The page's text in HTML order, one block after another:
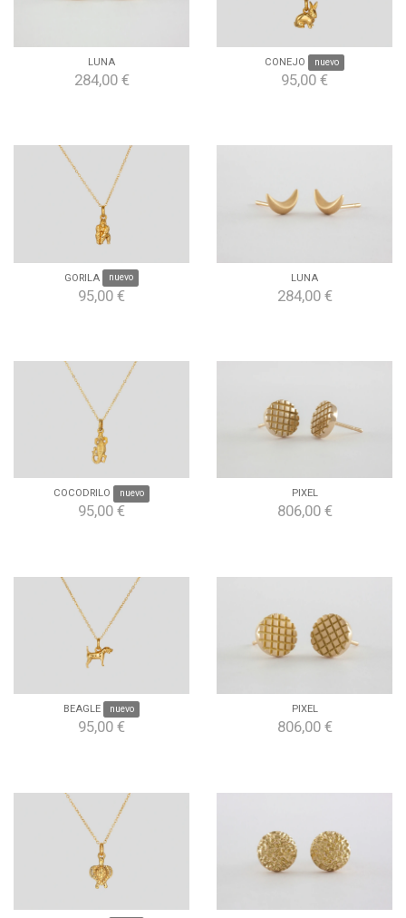
LUNA
284,00 €
CONEJO nuevo
95,00 €
GORILA nuevo
95,00 €
LUNA
284,00 €
COCODRILO nuevo
95,00 €
PIXEL
806,00 €
BEAGLE nuevo
95,00 €
PIXEL
806,00 €